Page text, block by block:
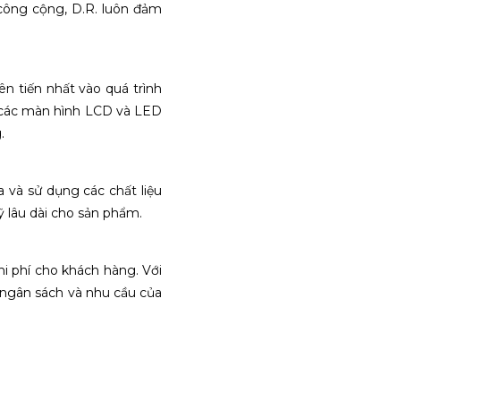
cộng, D.R. luôn đảm
tiến nhất vào quá trình
màn hình LCD và LED
và sử dụng các chất liệu
dài cho sản phẩm.
phí cho khách hàng. Với
sách và nhu cầu của